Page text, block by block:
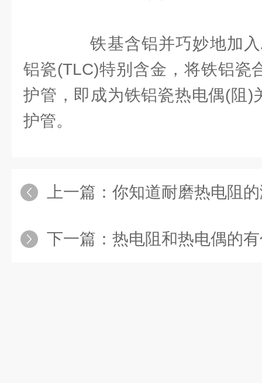
铁基含铝并巧妙地加入
铝瓷(TLC)特别含金，将铁铝瓷
护管，即成为铁铝瓷热电偶(阻)
护管。
上一篇： 你知道耐磨热电阻
下一篇： 热电阻和热电偶的